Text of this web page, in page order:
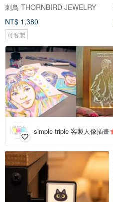
刺鳥 THORNBIRD JEWELRY
NT$ 1,380
可客製
simple triple 客製人像插畫